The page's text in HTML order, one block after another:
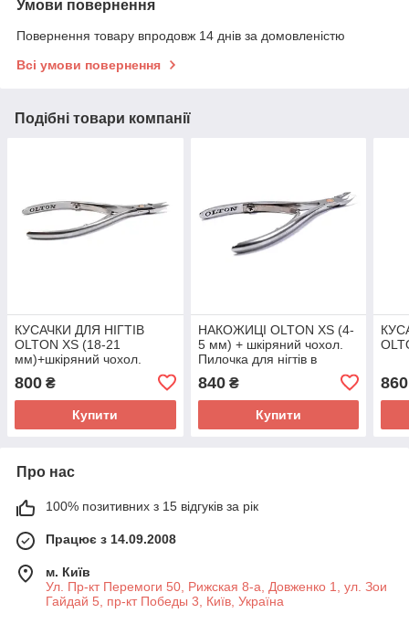
Умови повернення
Повернення товару впродовж 14 днів за домовленістю
Всі умови повернення
Подібні товари компанії
КУСАЧКИ ДЛЯ НІГТІВ
OLTON XS (18-21
мм)+шкіряний чохол.
Оригінал. Гарантія якості.
Пилочка у подарунок
800 ₴
Купити
НАКОЖИЦІ OLTON XS (4-
5 мм) + шкіряний чохол.
Пилочка для нігтів в
840₴
Купити
860
Про нас
100% позитивних з 15 відгуків за рік
Працює з 14.09.2008
м. Київ
Ул. Пр-кт Перемоги 50, Рижская 8-а, Довженко 1, ул. Зои
Гайдай 5, пр-кт Победы 3, Київ, Україна